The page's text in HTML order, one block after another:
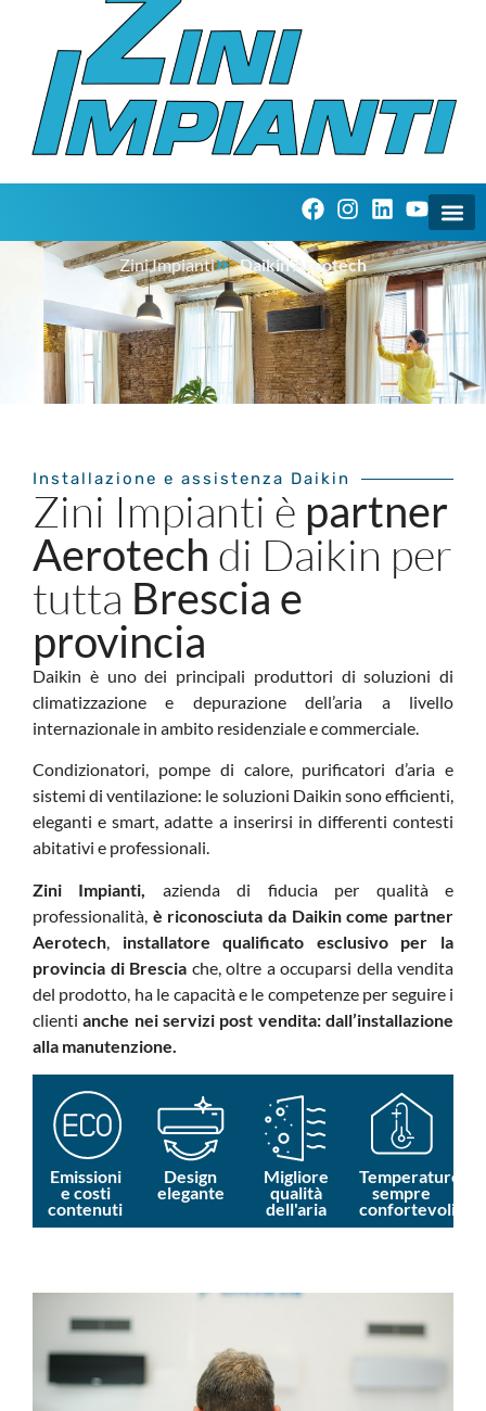
Zini Impianti Daikin Areotech
Installazione e assistenza Daikin
Zini Impianti è partner
Aerotech di Daikin per
tutta Brescia e
provincia
Daikin è uno dei principali produttori di soluzioni di
climatizzazione e depurazione dell’aria a livello
internazionale in ambito residenziale e commerciale.
Condizionatori, pompe di calore, purificatori d’aria e
sistemi di ventilazione: le soluzioni Daikin sono efficienti,
eleganti e smart, adatte a inserirsi in differenti contesti
abitativi e professionali.
Zini Impianti, azienda di fiducia per qualità e
professionalità, è riconosciuta da Daikin come partner
Aerotech
installatore qualificato esclusivo per la
provincia di Brescia che, oltre a occuparsi della vendita
del prodotto, ha le capacità e le competenze per seguire i
clientianche nei servizi post vendita: dall’installazione
alla manutenzione.
Emissioni
e costi
contenuti
Design
elegante
Migliore
qualità
dell'aria
Temperature
sempre
confortevoli